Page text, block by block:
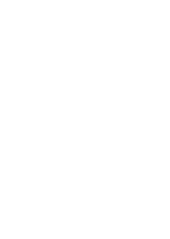
CES0004A ALÇA
CES0005A
CES0008A CESTA
CES0009A
CES0010A CESTA
CES0011A CESTA